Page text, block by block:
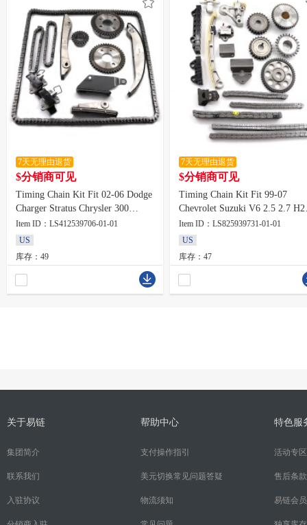
7天无理由退货
$分销商可见
Timing Chain Kit Fit 02-06 Dodge
Charger Stratus Chrysler 300
Concorde 2.7 DOHC
Item ID：LS412539706-01-01
US
库存：49
7天无理由退货
$分销商可见
Timing Chain Kit Fit 99-07
Chevrolet Suzuki V6 2.5 2.7
H27A
Item ID：LS825939731-01-01
US
库存：47
关于易链
集团简介
联系我们
入驻协议
帮助中心
支付操作指引
美元切换常见问题答疑
物流须知
特色服
活动专区
售后条款
易链会